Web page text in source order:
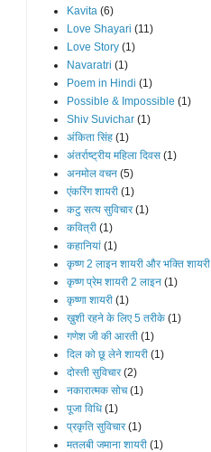
Kavita (6)
Love Shayari (11)
Love Story (1)
Navaratri (1)
Poem in Hindi (1)
Possible & Impossible (1)
Shiv Suvichar (1)
अंकिता सिंह (1)
अंतर्राष्ट्रीय महिला दिवस (1)
अनमोल वचन (5)
एंकरिंग शायरी (1)
कटु सत्य सुविचार (1)
कवित्री (1)
कहानियां (1)
कृष्ण 2 लाइन शायरी और भक्ति शायरी
कृष्ण प्रेम शायरी 2 लाइन (1)
कृष्णा शायरी (1)
ख़ुशी रहने के लिए 5 तरीके (1)
गणेश जी की आरती (1)
दिल को छू लेने शायरी (1)
दोस्ती सुविचार (2)
नकारात्मक सोच (1)
पूजा विधि (1)
प्रकृति सुविचार (1)
मतलबी जमाना शायरी (1)